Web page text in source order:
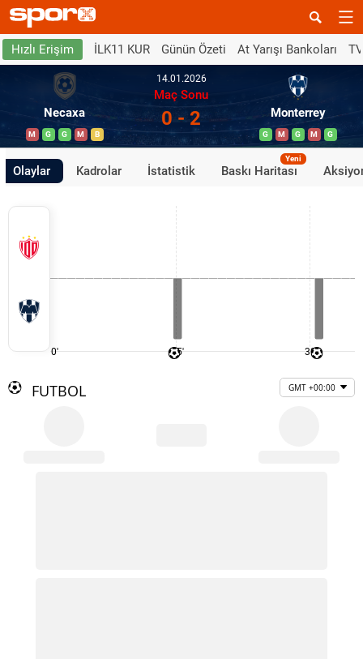
Hızlı Erişim İLK11 KUR Günün Özeti At Yarışı Bankoları
Necaxa
M G G M B
14.01.2026
Maç Sonu
0 - 2 Monterrey
G M G M G
Olaylar Kadrolar İstatistik Baskı Haritası
Yeni
0' 15' 30'
FUTBOL GMT +00:00